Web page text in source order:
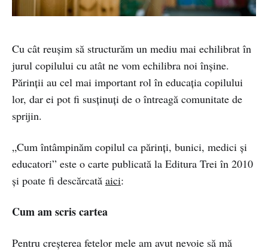
Cu cât reușim să structurăm un mediu mai echilibrat în
jurul copilului cu atât ne vom echilibra noi înșine.
Părinții au cel mai important rol în educația copilului
lor, dar ei pot fi susținuți de o întreagă comunitate de
sprijin.
„Cum întâmpinăm copilul ca părinți, bunici, medici și
educatori” este o carte publicată la Editura Trei în 2010
și poate fi descărcată aici:
Cum am scris cartea
Pentru creșterea fetelor mele am avut nevoie să mă